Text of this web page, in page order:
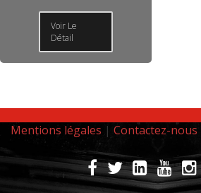
Voir Le
Détail
Mentions légales | Contactez-nous